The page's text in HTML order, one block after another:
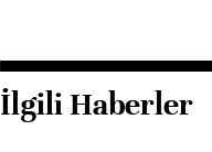
İlgili Haberler